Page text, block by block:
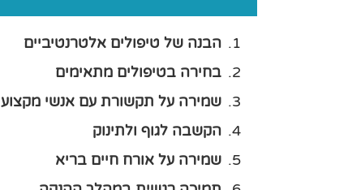
הבנה של טיפולים אלטרנטיביים
בחירה בטיפולים מתאימים
שמירה על תקשורת עם אנשי מקצוע
הקשבה לגוף ולתינוק
שמירה על אורח חיים בריא